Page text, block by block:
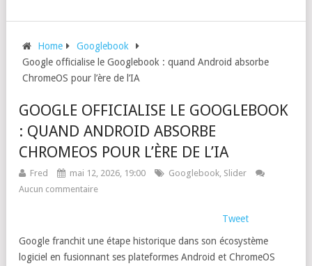
Home
Googlebook
Google officialise le Googlebook : quand Android absorbe
ChromeOS pour l’ère de l’IA
GOOGLE OFFICIALISE LE GOOGLEBOOK
: QUAND ANDROID ABSORBE
CHROMEOS POUR L’ÈRE DE L’IA
Fred mai 12, 2026, 19:00 Googlebook, Slider
Aucun commentaire
Tweet
Google franchit une étape historique dans son écosystème
logiciel en fusionnant ses plateformes Android et ChromeOS